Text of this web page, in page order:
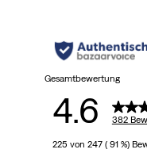
Bewertungen
Gesamtbewertung
4.6 382
225 von 247 ( 91 %)